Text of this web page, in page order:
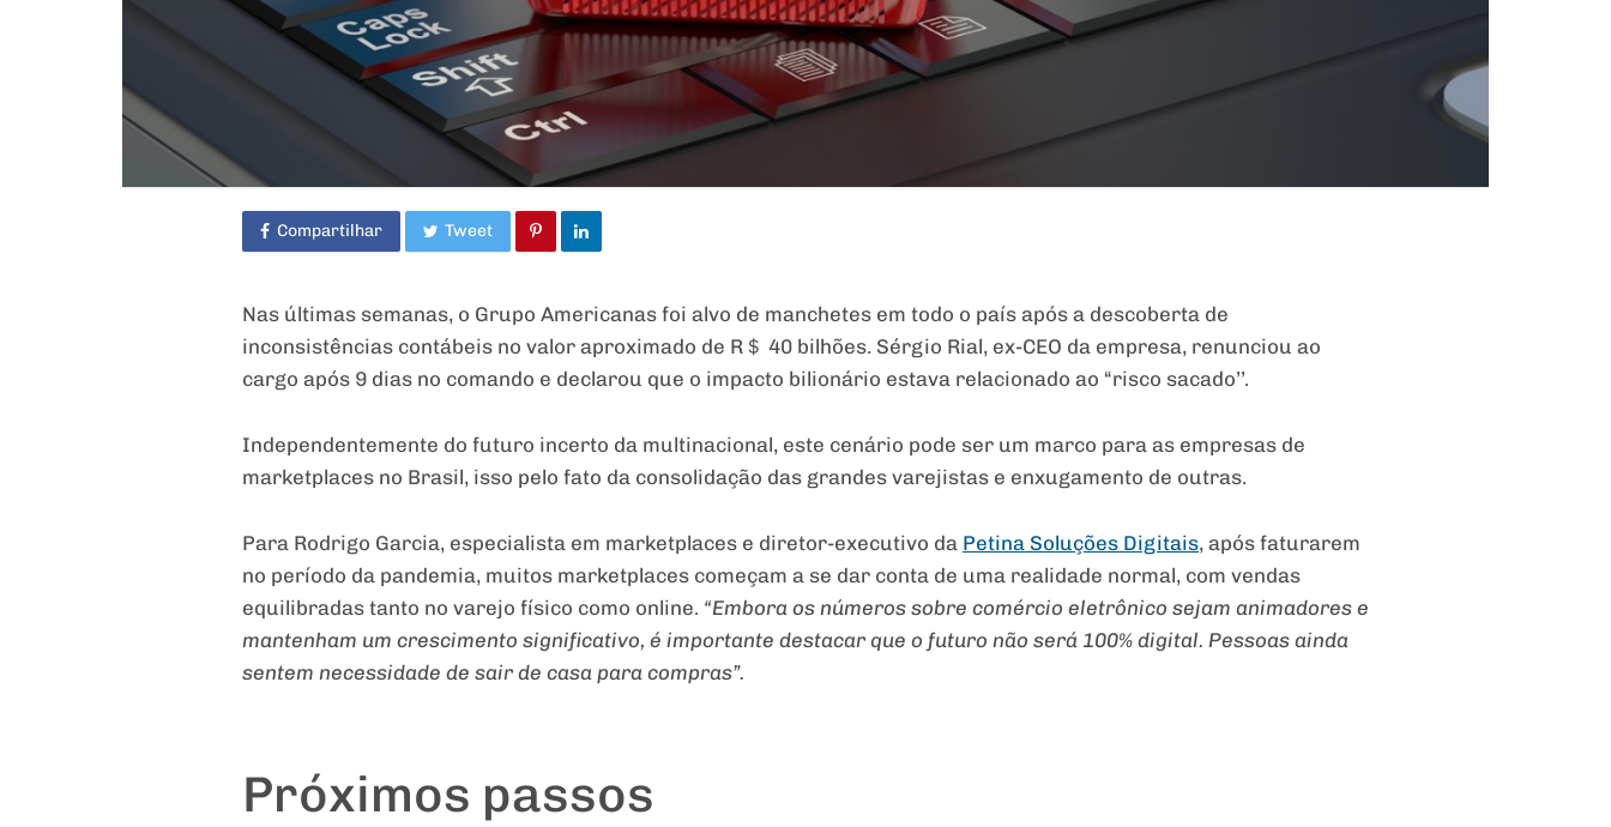
Compartilhar Tweet
Nas últimas semanas, o Grupo Americanas foi alvo de manchetes em todo o país após a descoberta de
inconsistências contábeis no valor aproximado de R＄ 40 bilhões. Sérgio Rial, ex-CEO da empresa, renunciou ao
cargo após 9 dias no comando e declarou que o impacto bilionário estava relacionado ao “risco sacado’’.
Independentemente do futuro incerto da multinacional, este cenário pode ser um marco para as empresas de
marketplaces no Brasil, isso pelo fato da consolidação das grandes varejistas e enxugamento de outras.
Para Rodrigo Garcia, especialista em marketplaces e diretor-executivo da Petina Soluções Digitais, após faturarem
no período da pandemia, muitos marketplaces começam a se dar conta de uma realidade normal, com vendas
equilibradas tanto no varejo físico como online. “Embora os números sobre comércio eletrônico sejam animadores e
mantenham um crescimento significativo, é importante destacar que o futuro não será 100% digital. Pessoas ainda
sentem necessidade de sair de casa para compras”.
Próximos passos